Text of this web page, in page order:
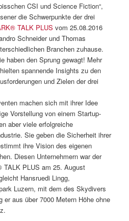
CSI und Science Fiction“,
die Schwerpunkte der drei
TALK PLUS vom 25.08.2016
Schneider und Thomas
Branchen zuhause.
haben den Sprung gewagt! Mehr
spannende Insights zu den
und Zielen der drei
machen sich mit ihrer Idee
Vorstellung von einem Startup-
aber viele erfolgreiche
Sie geben die Sicherheit ihrer
ihre Vision des eigenen
Diesen Unternehmern war der
TALK PLUS am 25. August
Hansruedi Lingg,
Luzern, mit dem des Skydivers
aus über 7000 Metern Höhe ohne